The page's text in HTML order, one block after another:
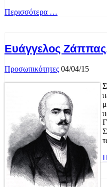
Περισσότερα …
Ευάγγελος
Προσωπικότητες 04/04/15